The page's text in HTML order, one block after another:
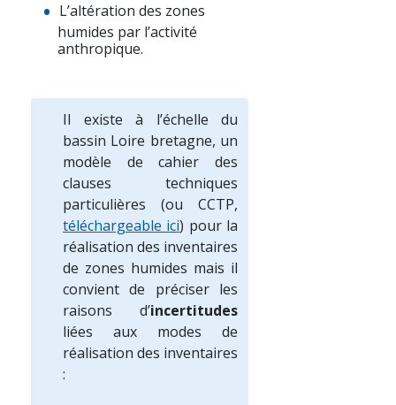
L’altération des zones
humides par l’activité
anthropique.
Il existe à l’échelle du
bassin Loire bretagne, un
modèle de cahier des
clauses techniques
particulières (ou CCTP,
téléchargeable ici) pour la
réalisation des inventaires
de zones humides mais il
convient de préciser les
raisons d’incertitudes
liées aux modes de
réalisation des inventaires
: